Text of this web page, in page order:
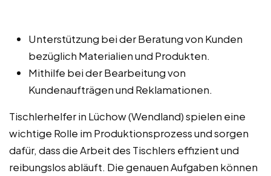
Unterstützung bei der Beratung von Kunden
bezüglich Materialien und Produkten.
Mithilfe bei der Bearbeitung von
Kundenaufträgen und Reklamationen.
Tischlerhelfer in Lüchow (Wendland) spielen eine
wichtige Rolle im Produktionsprozess und sorgen
dafür, dass die Arbeit des Tischlers effizient und
reibungslos abläuft. Die genauen Aufgaben können